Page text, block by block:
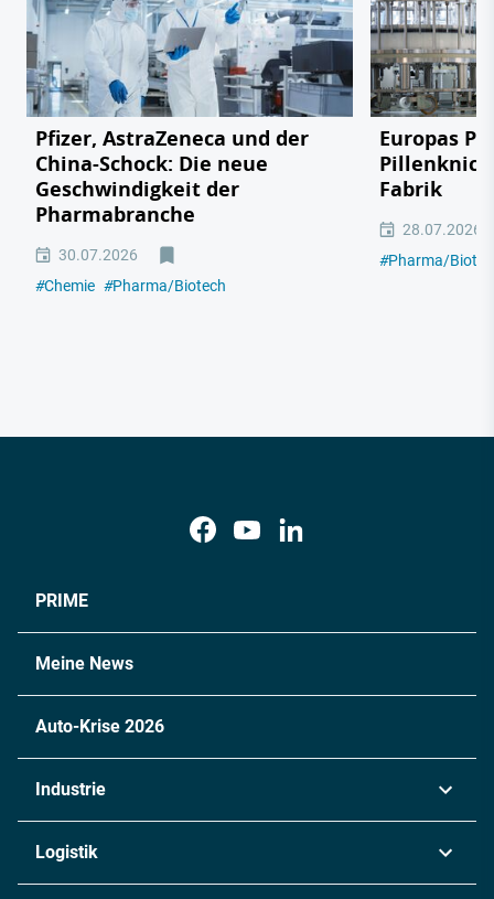
Pfizer, AstraZeneca und der
China-Schock: Die neue
Geschwindigkeit der
Pharmabranche
30.07.2026
#Chemie #Pharma/Biotech
Europas
Fabrik
28.07.2026
#Pharma/
PRIME
Meine News
Auto-Krise 2026
Industrie
Logistik